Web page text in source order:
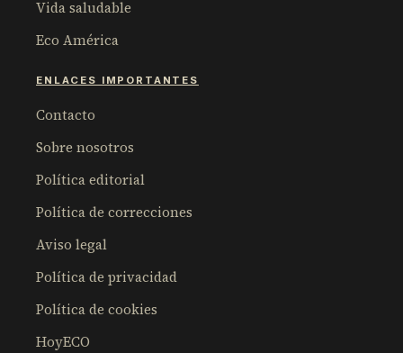
Vida saludable
Eco América
ENLACES IMPORTANTES
Contacto
Sobre nosotros
Política editorial
Política de correcciones
Aviso legal
Política de privacidad
Política de cookies
HoyECO